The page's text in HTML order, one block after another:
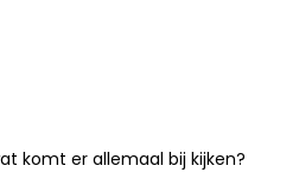
komt er allemaal bij kijken?